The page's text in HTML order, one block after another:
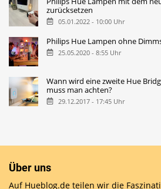
zurücksetzen
05.01.2022 - 10:00 Uhr
Philips Hue Lampen ohne
25.05.2020 - 8:55 Uhr
Wann wird eine zweite Hue
muss man achten?
29.12.2017 - 17:45 Uhr
Über uns
Auf Hueblog.de teilen wir die